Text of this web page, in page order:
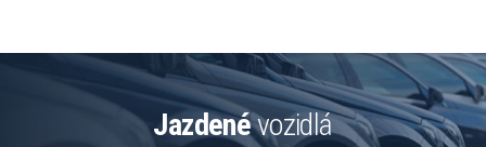
Jazdenévozidlá